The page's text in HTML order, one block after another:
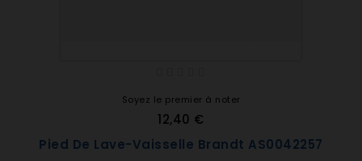
Soyez le premier à noter
12,40 €
Pied De Lave-Vaisselle Brandt AS0042257